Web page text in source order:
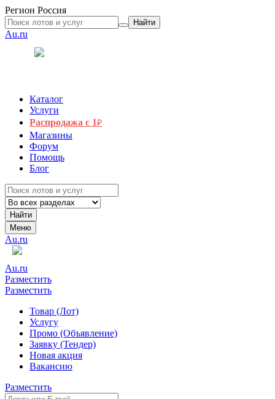
Регион Россия
Найти
Au.ru
Каталог
Услуги
Распродажа с 1₽
Магазины
Форум
Помощь
Блог
Найти
Меню
Au.ru
Au.ru
Разместить
Разместить
Товар (Лот)
Услугу
Промо (Объявление)
Заявку (Тендер)
Новая акция
Вакансию
Разместить